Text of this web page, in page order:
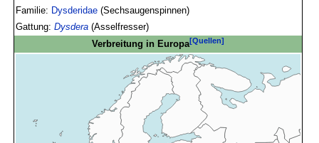
Familie: Dysderidae (Sechsaugenspinnen)
Gattung:Dysdera (Asselfresser)
Verbreitung in Europa[Quellen]